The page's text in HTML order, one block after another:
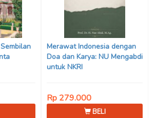
Merawat Indonesia dengan
Doa dan Karya: NU Mengabdi
untuk NKRI
Rp 279.000
BELI